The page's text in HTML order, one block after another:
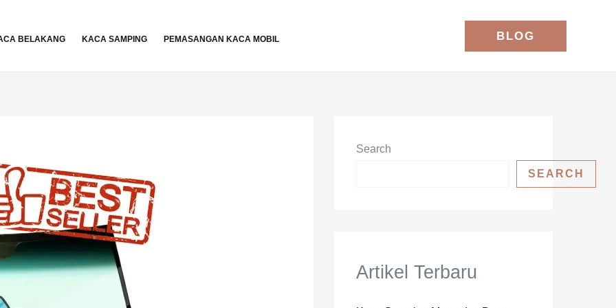
BELAKANG KACA SAMPING PEMASANGAN KACA MOBIL BLOG
Search
SEARCH
Artikel Terbaru